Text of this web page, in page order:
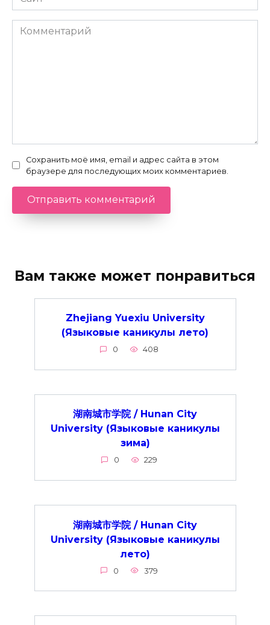
Комментарий
Сохранить моё имя, email и адрес сайта в этом
браузере для последующих моих комментариев.
Вам также может понравиться
Zhejiang Yuexiu University
(Языковые каникулы лето)
0 408
湖南城市学院 / Hunan City
University (Языковые каникулы
зима)
0 229
湖南城市学院 / Hunan City
University (Языковые каникулы
лето)
0 379